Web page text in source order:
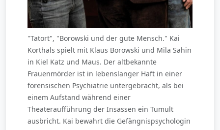
"Tatort", "Borowski und der gute Mensch." Kai
Korthals spielt mit Klaus Borowski und Mila Sahin
in Kiel Katz und Maus. Der altbekannte
Frauenmörder ist in lebenslanger Haft in einer
forensischen Psychiatrie untergebracht, als bei
einem Aufstand während einer
Theateraufführung der Insassen ein Tumult
ausbricht. Kai bewahrt die Gefängnispsychologin